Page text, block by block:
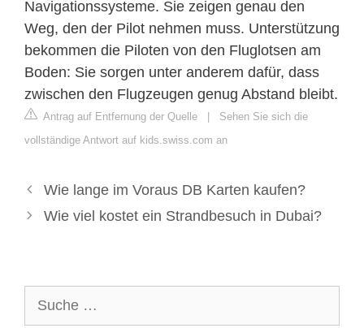
Navigationssysteme. Sie zeigen genau den
Weg, den der Pilot nehmen muss. Unterstützung
bekommen die Piloten von den Fluglotsen am
Boden: Sie sorgen unter anderem dafür, dass
zwischen den Flugzeugen genug Abstand bleibt.
Antrag auf Entfernung der Quelle | Sehen Sie sich die
vollständige Antwort auf kids.swiss.com an
Wie lange im Voraus DB Karten kaufen?
Wie viel kostet ein Strandbesuch in Dubai?
nach: